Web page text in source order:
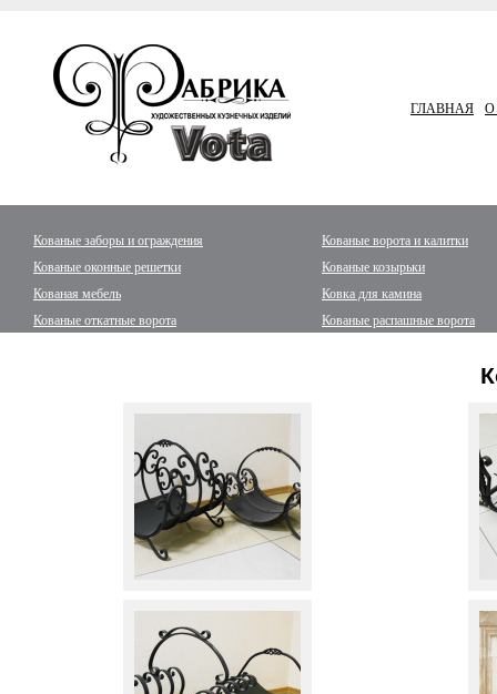
ГЛАВНАЯ О
Кованые заборы и ограждения
Кованые ворота и калитки
Кованые оконные решетки
Кованые козырьки
Кованая мебель
Ковка для камина
Кованые откатные ворота
Кованые распашные ворота